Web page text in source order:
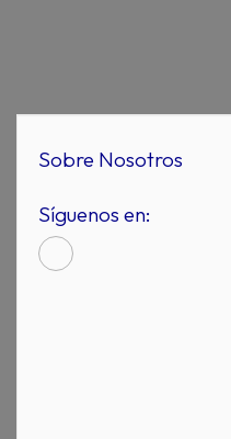
Sobre Nosotros
Síguenos en: